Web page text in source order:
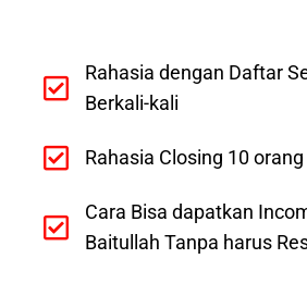
Rahasia dengan Daftar
Berkali-kali
Rahasia Closing 10
Cara Bisa dapatkan
Baitullah Tanpa harus